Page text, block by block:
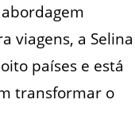
viagens, a Selina
países e está
transformar o